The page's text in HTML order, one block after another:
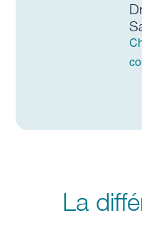
La